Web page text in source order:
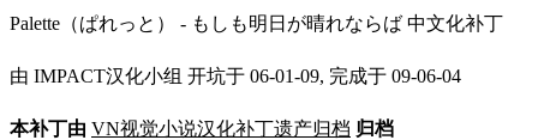
Palette（ぱれっと） - もしも明日が晴れならば 中文化补丁
由 IMPACT汉化小组 开坑于 06-01-09, 完成于 09-06-04
本补丁由 VN视觉小说汉化补丁遗产归档 归档